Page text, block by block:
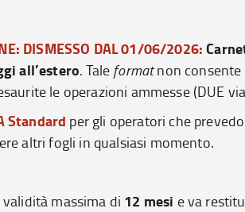
DISMESSO DAL 01/06/2026:
all’estero. Tale formatnon consente
le operazioni ammesse (DUE
Standard per gli operatori che
altri fogli in qualsiasi momento.
validità massima di 12 mesi e va